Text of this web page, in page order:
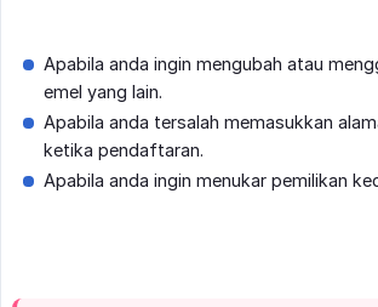
Apabila anda ingin mengubah atau
emel yang lain.
Apabila anda tersalah memasukkan
ketika pendaftaran.
Apabila anda ingin menukar pemilikan